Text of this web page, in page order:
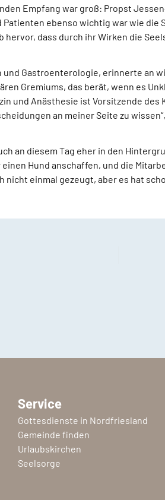
Empfang war groß: Propst
ebenso wichtig war wie die
dass durch ihr Wirken die
Gastroenterologie, erinnerte an
Gremiums, das berät, wenn es
und Anästhesie ist Vorsitzende
an meiner Seite zu
an diesem Tag eher in den
Hund anschaffen, und die
nicht einmal gezeugt, aber es hat
Service
Gottesdienste in Nordfriesland
Gemeinde finden
Urlaubskirchen
Seelsorge